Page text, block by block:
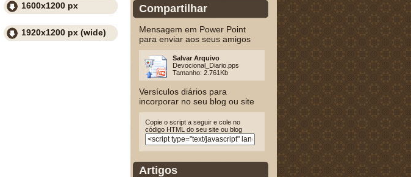
1600x1200 px
1920x1200 px (wide)
Compartilhar
Mensagem em Power Point
para enviar aos seus amigos
Salvar Arquivo
Devocional_Diario.pps
Tamanho: 2.761Kb
Versículos diários para
incorporar no seu blog ou site
Copie o script a seguir e cole no
código HTML do seu site ou blog
Artigos